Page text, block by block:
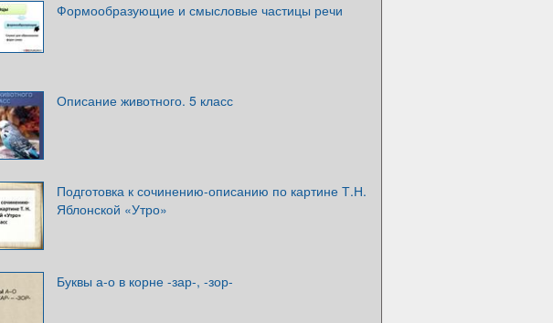
Формообразующие и смысловые частицы речи
Описание животного. 5 класс
Подготовка к сочинению-описанию по картине Т.Н.
Яблонской «Утро»
Буквы а-о в корне -зар-, -зор-